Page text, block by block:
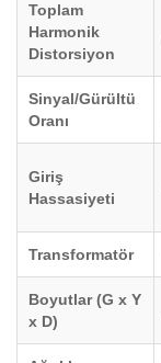
Toplam
Harmonik
Distorsiyon
Sinyal/Gürültü
Oranı
Giriş
Hassasiyeti
Transformatör
Boyutlar (G x Y
x D)